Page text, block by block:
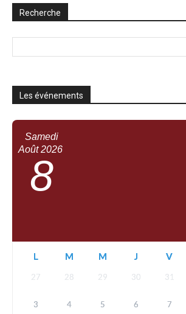
Recherche
Les événements
Samedi
Août 2026
8
L M M J V
27 28 29 30 31
3 4 5 6 7